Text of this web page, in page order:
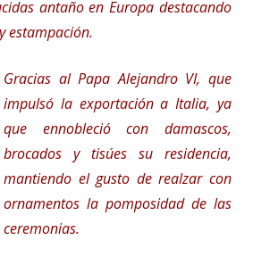
antaño en Europa destacando
estampación.
Gracias al Papa Alejandro VI, que
impulsó la exportación a Italia, ya
que ennobleció con damascos,
brocados y tisúes su residencia,
mantiendo el gusto de realzar con
ornamentos la pomposidad de las
ceremonias.